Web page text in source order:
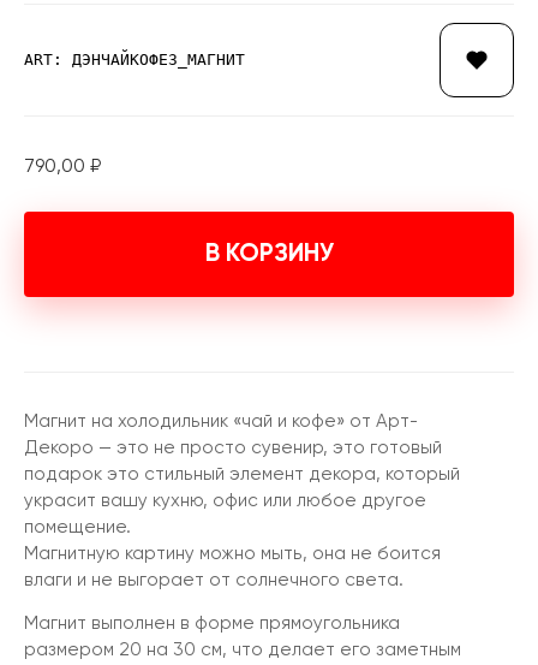
ART: ДЭНЧАЙКОФЕ3_МАГНИТ
790,00 ₽
В КОРЗИНУ
Магнит на холодильник «чай и кофе» от Арт-
Декоро — это не просто сувенир, это готовый
подарок это стильный элемент декора, который
украсит вашу кухню, офис или любое другое
помещение.
Магнитную картину можно мыть, она не боится
влаги и не выгорает от солнечного света.
Магнит выполнен в форме прямоугольника
размером 20 на 30 см, что делает его заметным